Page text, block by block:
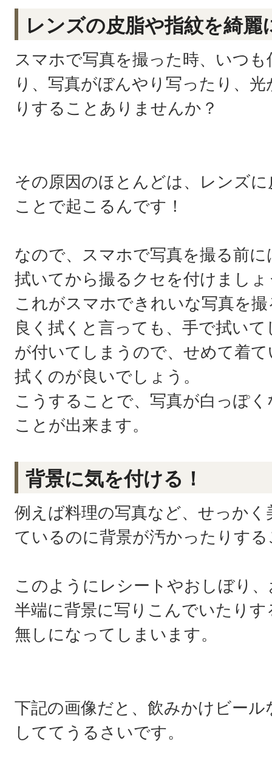
レンズの皮脂や指紋を綺麗
スマホで写真を撮った時、いつ
り、写真がぼんやり写ったり、
りすることありませんか？
その原因のほとんどは、レンズ
ことで起こるんです！
なので、スマホで写真を撮る前
拭いてから撮るクセを付けましょ
これがスマホできれいな写真を
良く拭くと言っても、手で拭い
が付いてしまうので、せめて着
拭くのが良いでしょう。
こうすることで、写真が白っぽ
ことが出来ます。
背景に気を付ける！
例えば料理の写真など、せっか
ているのに背景が汚かったりす
このようにレシートやおしぼり
半端に背景に写りこんでいたり
無しになってしまいます。
下記の画像だと、飲みかけビー
しててうるさいです。